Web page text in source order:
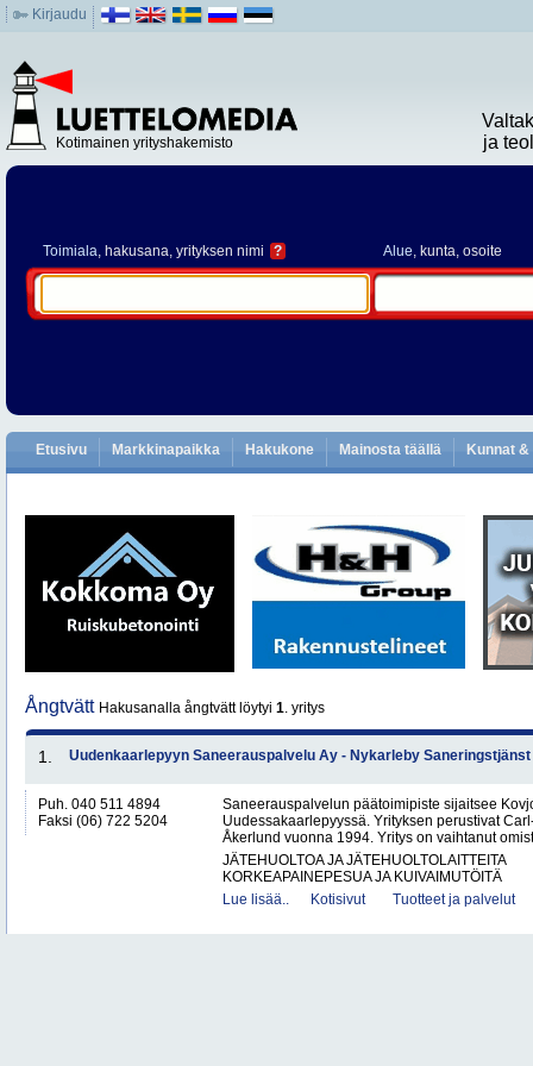
Kirjaudu
Kotimainen yrityshakemisto
ja
Toimiala, hakusana, yrityksen nimi ? Alue, kunta, osoite
Etusivu Markkinapaikka Hakukone Mainosta täällä Kunnat
Ångtvätt Hakusanalla ångtvätt löytyi 1. yritys
1. Uudenkaarlepyyn Saneerauspalvelu Ay - Nykarleby Saneringstjänst
Puh. 040 511 4894
Faksi (06) 722 5204
Saneerauspalvelun päätoimipiste sijaitsee
Uudessakaarlepyyssä. Yrityksen perustivat
Åkerlund vuonna 1994. Yritys on vaihtanut
JÄTEHUOLTOA JA JÄTEHUOLTOLAITTEITA
KORKEAPAINEPESUA JA KUIVAIMUTÖITÄ
Lue lisää..
Kotisivut Tuotteet ja palvelut